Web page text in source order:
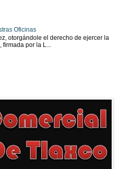
Oficinas
otorgándole el derecho de ejercer la
firmada por la L...